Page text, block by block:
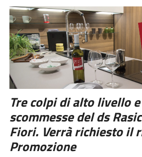
Tre colpi di alto livello
scommesse del ds
Fiori. Verrà richiesto il
Promozione